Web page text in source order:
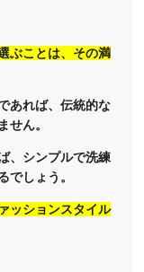
ぶことは、その満
あれば、伝統的な
せん。
、シンプルで洗練
でしょう。
ッションスタイル